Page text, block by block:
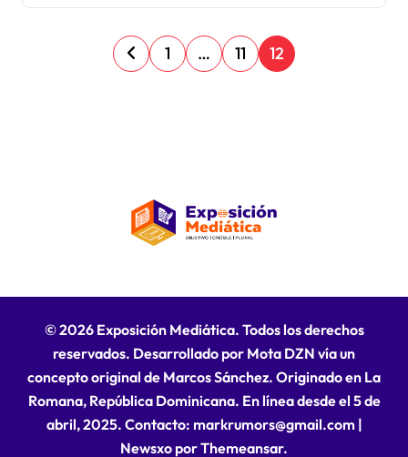
P
a
ó
d
e
e
n
1 … 11 12
© 2026 Exposición Mediática. Todos los derechos
reservados. Desarrollado por Mota DZN vía un
concepto original de Marcos Sánchez. Originado en La
Romana, República Dominicana. En línea desde el 5 de
abril, 2025. Contacto: markrumors@gmail.com |
Newsxo porThemeansar.